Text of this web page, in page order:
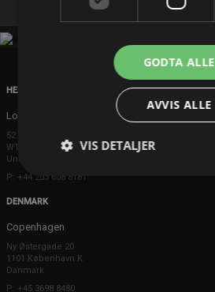
HEAD OFFICE
London
52 Brook Street
W1K 5DS London
United Kingdom
P: +44 203 608 8181
DENMARK
Copenhagen
Ny Østergade 20
1101 København K
Danmark
P: +45 3698 8480
GODTA ALLE
AVVIS ALLE
VIS DETALJER